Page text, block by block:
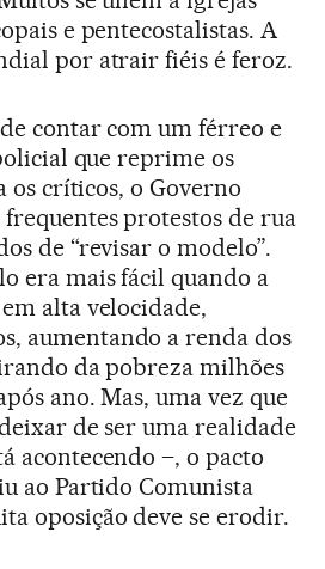
e pentecostalistas. A
por atrair fiéis é feroz.
contar com um férreo e
que reprime os
os críticos, o Governo
protestos de rua
de “revisar o modelo”.
era mais fácil quando a
alta velocidade,
aumentando a renda dos
da pobreza milhões
ano. Mas, uma vez que
de ser uma realidade
acontecendo –, o pacto
ao Partido Comunista
oposição deve se erodir.